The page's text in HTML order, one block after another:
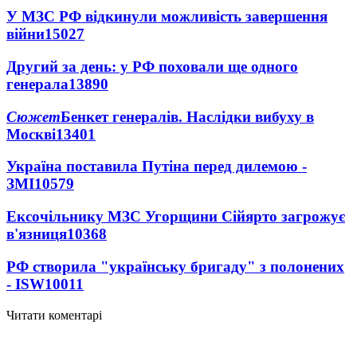
У МЗС РФ відкинули можливість завершення
війни15027
Другий за день: у РФ поховали ще одного
генерала13890
СюжетБенкет генералів. Наслідки вибуху в
Москві13401
Україна поставила Путіна перед дилемою -
ЗМІ10579
Ексочільнику МЗС Угорщини Сійярто загрожує
в'язниця10368
РФ створила "українську бригаду" з полонених
- ISW10011
Читати коментарі